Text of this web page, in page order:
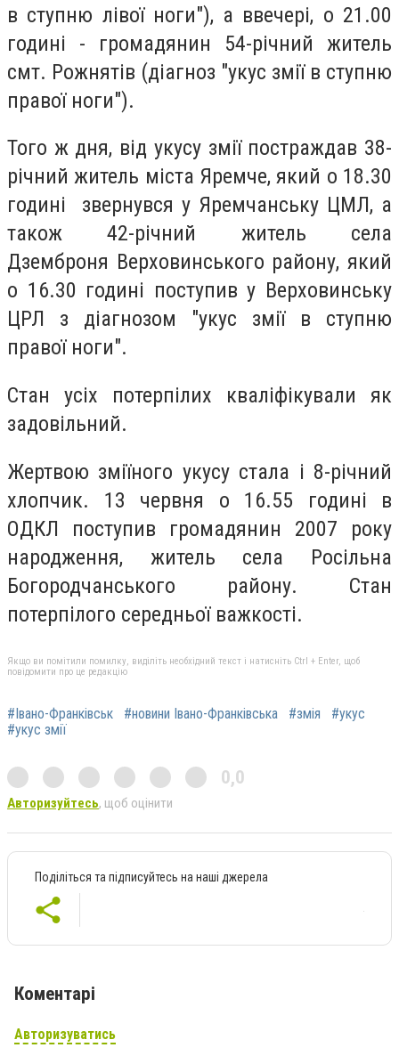
в ступню лівої ноги"), а ввечері, о 21.00
годині - громадянин 54-річний житель
смт. Рожнятів (діагноз "укус змії в ступню
правої ноги").
Того ж дня, від укусу змії постраждав 38-
річний житель міста Яремче, який о 18.30
годині звернувся у Яремчанську ЦМЛ, а
також 42-річний житель села
Дземброня Верховинського району, який
о 16.30 годині поступив у Верховинську
ЦРЛ з діагнозом "укус змії в ступню
правої ноги".
Стан усіх потерпілих кваліфікували як
задовільний.
Жертвою зміїного укусу стала і 8-річний
хлопчик. 13 червня о 16.55 годині в
ОДКЛ поступив громадянин 2007 року
народження, житель села Росільна
Богородчанського району. Стан
потерпілого середньої важкості.
Якщо ви помітили помилку, виділіть необхідний текст і натисніть Ctrl + Enter, щоб
повідомити про це редакцію
#Івано-Франківськ #новини Івано-Франківська #змія
#укус
#укус змії
0,0
Авторизуйтесь, щоб оцінити
Поділіться та підписуйтесь на наші джерела
Коментарі
Авторизуватись